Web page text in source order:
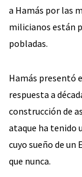
a Hamás por las
milicianos están
pobladas.
Hamás presentó
respuesta a
construcción de
ataque ha tenido
cuyo sueño de
que nunca.